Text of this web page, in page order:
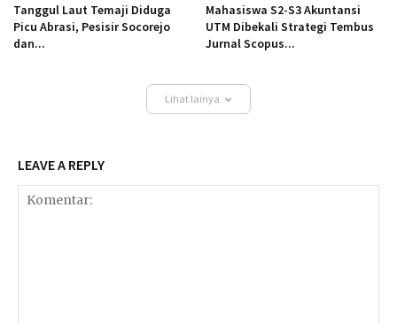
Tanggul Laut Temaji Diduga
Picu Abrasi, Pesisir Socorejo
dan...
Mahasiswa S2-S3 Akuntansi
UTM Dibekali Strategi Tembus
Jurnal Scopus...
Lihat lainya
LEAVE A REPLY